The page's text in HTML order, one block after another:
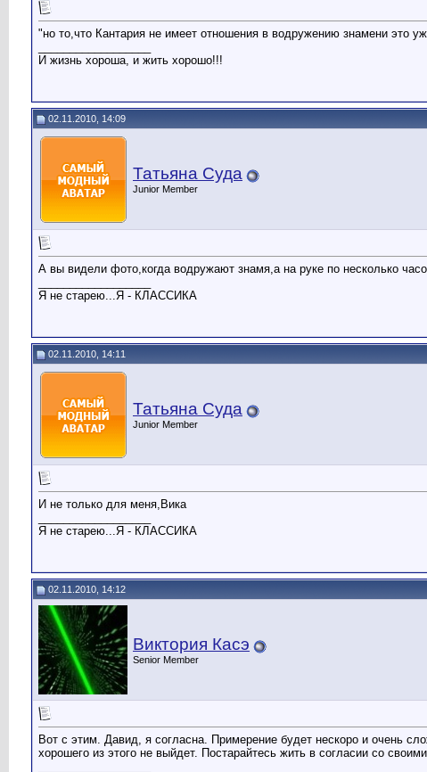
"но то,что Кантария не имеет отношения в водружению знамени это
И жизнь хороша, и жить хорошо!!!
02.11.2010, 14:09
Татьяна Суда
Junior Member
А вы видели фото,когда водружают знамя,а на руке по несколько
Я не старею...Я - КЛАССИКА
02.11.2010, 14:11
Татьяна Суда
Junior Member
И не только для меня,Вика
Я не старею...Я - КЛАССИКА
02.11.2010, 14:12
Виктория Касэ
Senior Member
Вот с этим. Давид, я согласна. Примерение будет нескоро и очень
хорошего из этого не выйдет. Постарайтесь жить в согласии со